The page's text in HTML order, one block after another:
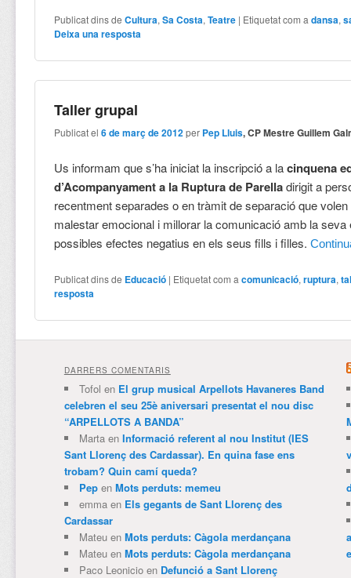
Publicat dins de Cultura,Sa Costa,Teatre | Etiquetat com a dansa,
Deixa una resposta
Taller grupal
Publicat el6 de març de 2012 per Pep Lluis, CP Mestre Guillem
Us informam que s’ha iniciat la inscripció a lacinquena
d’Acompanyament a la Ruptura de Parelladirigit a
recentment separades o en tràmit de separació que
malestar emocional i millorar la comunicació amb la seva
possibles efectes negatius en els seus fills i filles.
Publicat dins de Educació | Etiquetat com a comunicació,ruptura,
resposta
DARRERS COMENTARIS
Tofol en El grup musical Arpellots Havaneres Band
celebren el seu 25è aniversari presentat el nou disc
“ARPELLOTS A BANDA”
Martaen Informació referent al nou Institut (IES
Sant Llorenç des Cardassar). En quina fase ens
trobam? Quin camí queda?
Pepen Mots perduts: memeu
emmaen Els gegants de Sant Llorenç des
Cardassar
Mateuen Mots perduts: Càgola merdançana
Mateuen Mots perduts: Càgola merdançana
Paco Leonicioen Defunció a Sant Llorenç